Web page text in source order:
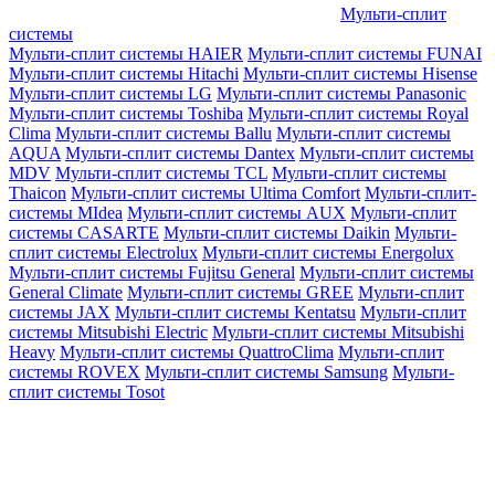
Мульти-сплит
системы
Мульти-сплит системы HAIER Мульти-сплит системы FUNAI
Мульти-сплит системы Hitachi Мульти-сплит системы Hisense
Мульти-сплит системы LG Мульти-сплит системы Panasonic
Мульти-сплит системы Toshiba Мульти-сплит системы Royal
Clima Мульти-сплит системы Ballu Мульти-сплит системы
AQUA Мульти-сплит системы Dantex Мульти-сплит системы
MDV Мульти-сплит системы TCL Мульти-сплит системы
Thaicon Мульти-сплит системы Ultima Comfort Мульти-сплит-
системы MIdea Мульти-сплит системы AUX Мульти-сплит
системы CASARTE Мульти-сплит системы Daikin Мульти-
сплит системы Electrolux Мульти-сплит системы Energolux
Мульти-сплит системы Fujitsu General Мульти-сплит системы
General Climate Мульти-сплит системы GREE Мульти-сплит
системы JAX Мульти-сплит системы Kentatsu Мульти-сплит
системы Mitsubishi Electric Мульти-сплит системы Mitsubishi
Heavy Мульти-сплит системы QuattroClima Мульти-сплит
системы ROVEX Мульти-сплит системы Samsung Мульти-
сплит системы Tosot